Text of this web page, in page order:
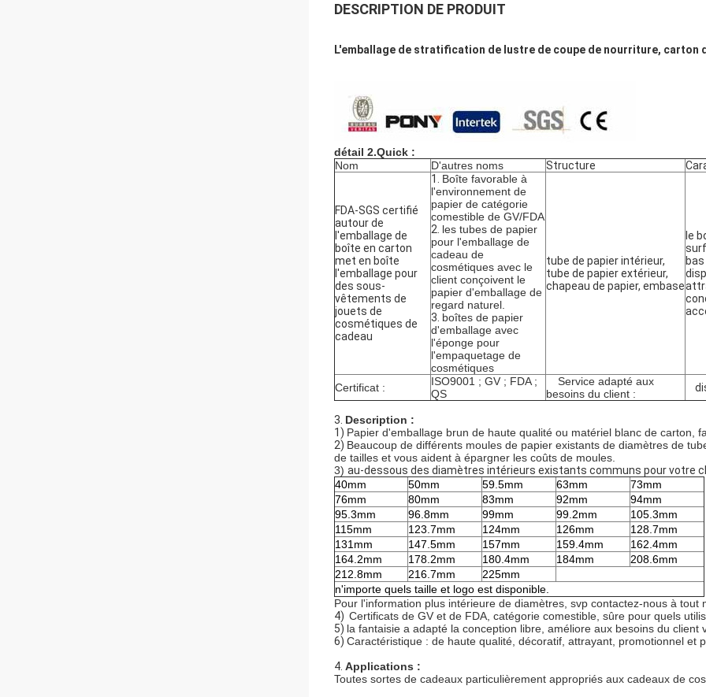
DESCRIPTION DE PRODUIT
L'emballage de stratification de lustre de coupe de nourriture, carton
détail 2.Quick :
Nom
D'autres noms Structure
FDA-SGS certifié
autour de
l'emballage de
boîte en carton
met en boîte
l'emballage pour
des sous-
vêtements de
jouets de
cosmétiques de
cadeau
1. Boîte favorable à
l'environnement de
papier de catégorie
comestible de GV/FDA
2. les tubes de papier
pour l'emballage de
cadeau de
cosmétiques avec le
client conçoivent le
papier d'emballage de
regard naturel.
3. boîtes de papier
d'emballage avec
l'éponge pour
l'empaquetage de
cosmétiques
tube de papier intérieur,
tube de papier extérieur,
chapeau de papier, embase
le
Certificat :
ISO9001 ; GV ; FDA ;
QS
Service adapté aux
besoins du client :
3. Description :
1) Papier d'emballage brun de haute qualité ou matériel blanc de carton,
2) Beaucoup de différents moules de papier existants de diamètres de
de tailles et vous aident à épargner les coûts de moules.
3) au-dessous des diamètres intérieurs existants communs pour votre
40mm
50mm 59.5mm 63mm
73mm
76mm
80mm 83mm 92mm
94mm
95.3mm
96.8mm 99mm 99.2mm
105.3mm
115mm
123.7mm 124mm 126mm
128.7mm
131mm
147.5mm 157mm 159.4mm
162.4mm
164.2mm
178.2mm 180.4mm 184mm
208.6mm
212.8mm
216.7mm
225mm
n'importe quels taille et logo est disponible.
Pour l'information plus intérieure de diamètres, svp contactez-nous à tout
4) Certificats de GV et de FDA, catégorie comestible, sûre pour quels
5) la fantaisie a adapté la conception libre, améliore aux besoins du
6) Caractéristique : de haute qualité, décoratif, attrayant, promotionnel et
4. Applications :
Toutes sortes de cadeaux particulièrement appropriés aux cadeaux de